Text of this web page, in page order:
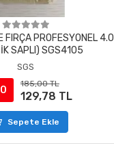
FIRÇA PROFESYONEL 4.0
SAPLI) SGS4105
SGS
185,00 TL
129,78 TL
Sepete Ekle